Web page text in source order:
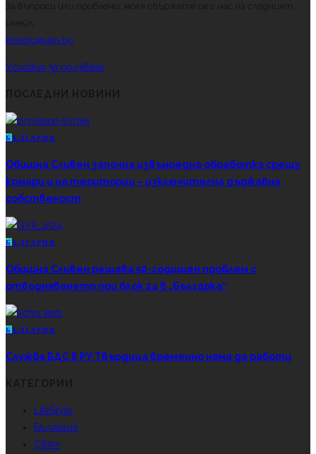
За въпроси или проблеми, моля свържете се с нас на следният
имейл.
kibikbg@abv.bg
Условия за ползване
Б ЪЛГАРИЯ
Община Сливен започна извънредна обработка срещу
комари и на територии – изключителна държавна
собственост
Б ЪЛГАРИЯ
Община Сливен решава 50-годишен проблем с
отводняването при блок 24 в „Българка“
Б ЪЛГАРИЯ
Служба БДС в РУ Твърдица временно няма да работи
LifeStyle
България
Свят